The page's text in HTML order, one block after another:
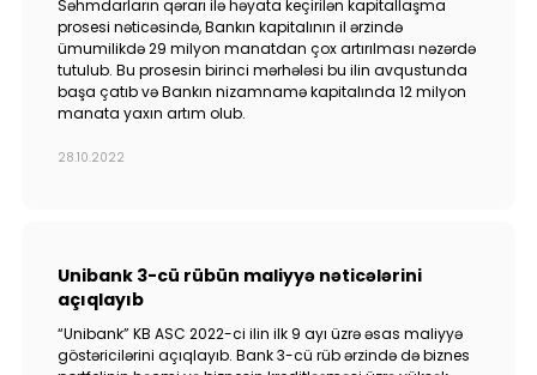
Səhmdarların qərarı ilə həyata keçirilən kapitallaşma
prosesi nəticəsində, Bankın kapitalının il ərzində
ümumilikdə 29 milyon manatdan çox artırılması nəzərdə
tutulub. Bu prosesin birinci mərhələsi bu ilin avqustunda
başa çatıb və Bankın nizamnamə kapitalında 12 milyon
manata yaxın artım olub.
28.10.2022
Unibank 3-cü rübün maliyyə nəticələrini
açıqlayıb
“Unibank” KB ASC 2022-ci ilin ilk 9 ayı üzrə əsas maliyyə
göstəricilərini açıqlayıb. Bank 3-cü rüb ərzində də biznes